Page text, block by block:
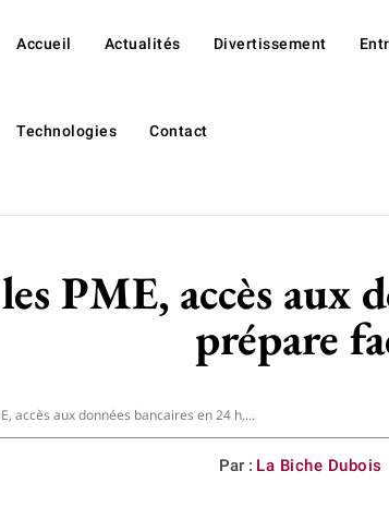
Accueil Actualités Divertissement
Technologies Contact
PME, accès aux
prépare
accès aux données bancaires en 24 h,...
Par : La Biche Dubois